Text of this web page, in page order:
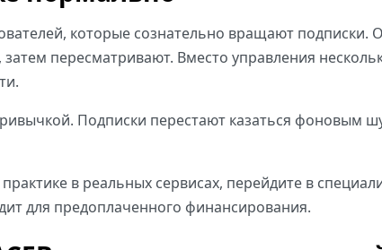
которые сознательно вращают подписки.
затем пересматривают. Вместо управления
Подписки перестают казаться фоновым
в реальных сервисах, перейдите в
для предоплаченного финансирования.